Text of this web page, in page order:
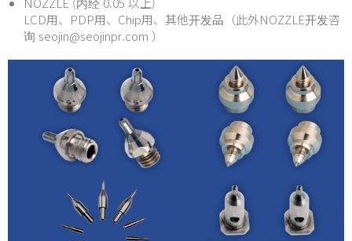
LCD用、PDP用、Chip用、其他开发品（此外NOZZLE开发咨
询 seojin@seojinpr.com ）